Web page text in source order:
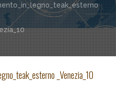
_Venezia_10